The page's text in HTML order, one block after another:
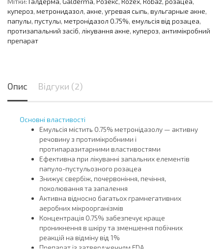
купероз, метронидазол, акне, угревая сыпь, вульгарные акне,
папулы, пустулы, метронідазол 0.75%, емульсія від розацеа,
протизапальний засіб, лікування акне, купероз, антимікробний
препарат
Опис Відгуки (2)
Основні властивості
Емульсія містить 0.75% метронідазолу — активну
речовину з протимікробними і
протипаразитарними властивостями
Ефективна при лікуванні запальних елементів
папуло-пустульозного розацеа
Знижує свербіж, почервоніння, печіння,
поколювання та запалення
Активна відносно багатьох грамнегативних
аеробних мікроорганізмів
Концентрація 0.75% забезпечує краще
проникнення в шкіру та зменшення побічних
реакцій на відміну від 1%
Препарат із затвердженням FDA